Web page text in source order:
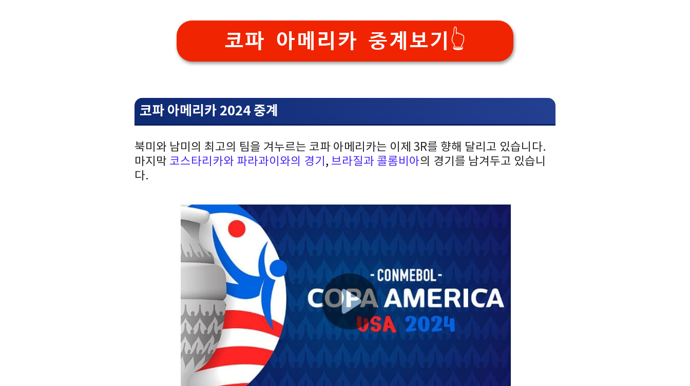
코파 아메리카 중계보기👆
코파 아메리카 2024 중계
북미와 남미의 최고의 팀을 겨누르는 코파 아메리카는 이제 3R를 향해 달리고 있습니다.
마지막 코스타리카와 파라과이와의 경기 , 브라질과 콜롬비아의 경기를 남겨두고 있습니
다.